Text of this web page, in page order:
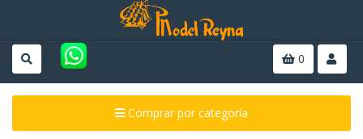
0
Comprar por categoría